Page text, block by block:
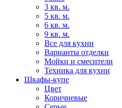
3 кв. м.
5 кв. м.
6 кв. м.
9 кв. м.
Все для кухни
Варианты отделки
Мойки и смесители
Техника для кухни
Шкафы-купе
Цвет
Коричневые